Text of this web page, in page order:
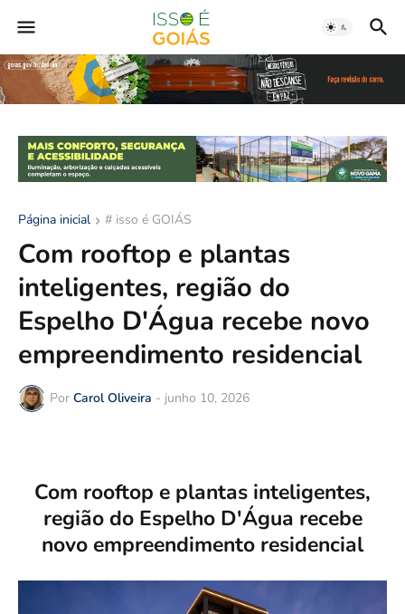
Página inicial # isso é GOIÁS
Com rooftop e plantas
inteligentes, região do
Espelho D'Água recebe novo
empreendimento residencial
Por Carol Oliveira - junho 10, 2026
Com rooftop e plantas inteligentes,
região do Espelho D'Água recebe
novo empreendimento residencial